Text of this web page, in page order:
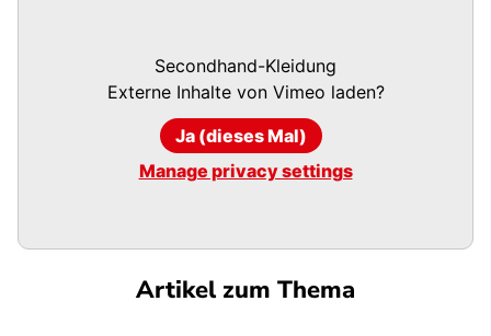
Secondhand-Kleidung
Externe Inhalte von Vimeo laden?
Ja (dieses Mal)
Manage privacy settings
Artikel zum Thema